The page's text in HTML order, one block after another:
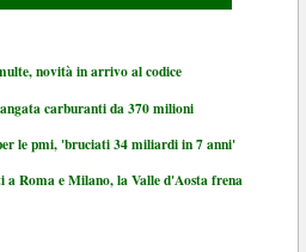
novità in arrivo al codice
carburanti da 370 milioni
le pmi, 'bruciati 34 miliardi in 7 anni'
a Roma e Milano, la Valle d'Aosta frena